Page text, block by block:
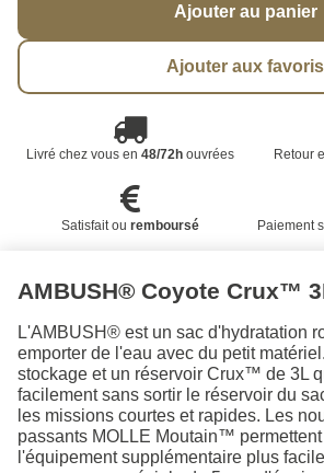
Ajouter au panier
Ajouter aux favoris
Livré chez vous en 48/72houvrées Retour
Satisfait ou remboursé Paiement
AMBUSH® Coyote Crux™
L'AMBUSH® est un sac d'hydratation
emporter de l'eau avec du petit
stockage et un réservoir Crux™ de 3L
facilement sans sortir le réservoir du
les missions courtes et rapides. Les
passants MOLLE Moutain™
l'équipement supplémentaire plus